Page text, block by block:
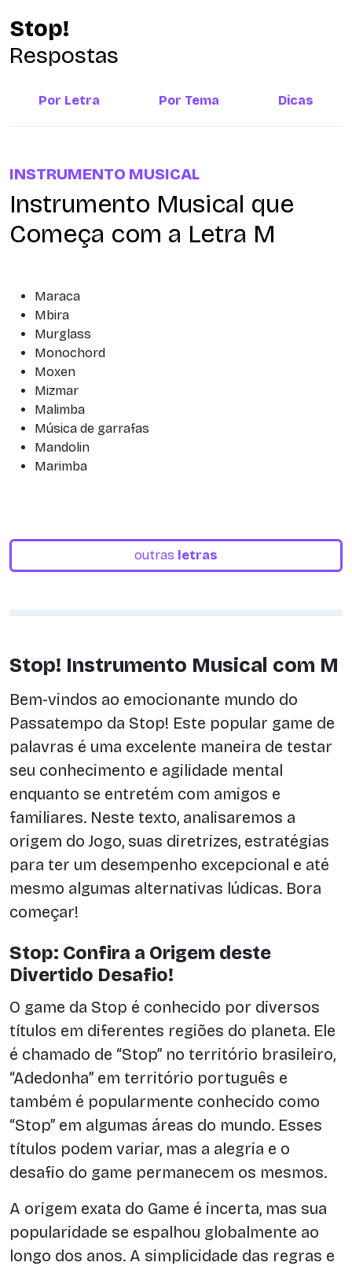
Stop!
Respostas
Por Letra Por Tema Dicas
INSTRUMENTO MUSICAL
Instrumento Musical que
Começa com a Letra M
Maraca
Mbira
Murglass
Monochord
Moxen
Mizmar
Malimba
Música de garrafas
Mandolin
Marimba
outras letras
Stop! Instrumento Musical com M
Bem-vindos ao emocionante mundo do
Passatempo da Stop! Este popular game de
palavras é uma excelente maneira de testar
seu conhecimento e agilidade mental
enquanto se entretém com amigos e
familiares. Neste texto, analisaremos a
origem do Jogo, suas diretrizes, estratégias
para ter um desempenho excepcional e até
mesmo algumas alternativas lúdicas. Bora
começar!
Stop: Confira a Origem deste
Divertido Desafio!
O game da Stop é conhecido por diversos
títulos em diferentes regiões do planeta. Ele
é chamado de “Stop” no território brasileiro,
“Adedonha” em território português e
também é popularmente conhecido como
“Stop” em algumas áreas do mundo. Esses
títulos podem variar, mas a alegria e o
desafio do game permanecem os mesmos.
A origem exata do Game é incerta, mas sua
popularidade se espalhou globalmente ao
longo dos anos. A simplicidade das regras e